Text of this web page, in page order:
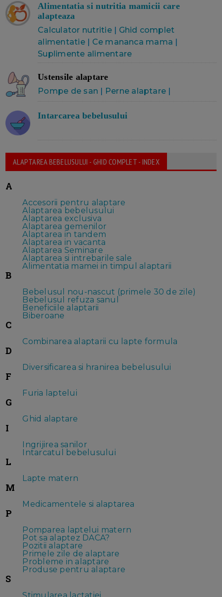
Alimentatia si nutritia mamicii care
alapteaza
Calculator nutritie| Ghid complet
alimentatie| Ce mananca mama |
Suplimente alimentare
Ustensile alaptare
Pompe de san | Perne alaptare |
Intarcarea bebelusului
ALAPTAREA BEBELUSULUI - GHID COMPLET - INDEX
A
Accesorii pentru alaptare
Alaptarea bebelusului
Alaptarea exclusiva
Alaptarea gemenilor
Alaptarea in tandem
Alaptarea in vacanta
Alaptarea Seminare
Alaptarea si intrebarile sale
Alimentatia mamei in timpul alaptarii
B
Bebelusul nou-nascut (primele 30 de zile)
Bebelusul refuza sanul
Beneficiile alaptarii
Biberoane
C
Combinarea alaptarii cu lapte formula
D
Diversificarea si hranirea bebelusului
F
Furia laptelui
G
Ghid alaptare
I
Ingrijirea sanilor
Intarcatul bebelusului
L
Lapte matern
M
Medicamentele si alaptarea
P
Pomparea laptelui matern
Pot sa alaptez DACA?
Pozitii alaptare
Primele zile de alaptare
Probleme in alaptare
Produse pentru alaptare
S
Stimularea lactatiei